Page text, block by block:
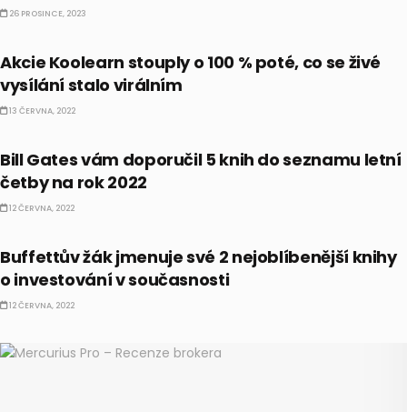
26 PROSINCE, 2023
Akcie Koolearn stouply o 100 % poté, co se živé
vysílání stalo virálním
13 ČERVNA, 2022
Bill Gates vám doporučil 5 knih do seznamu letní
četby na rok 2022
12 ČERVNA, 2022
Buffettův žák jmenuje své 2 nejoblíbenější knihy
o investování v současnosti
12 ČERVNA, 2022